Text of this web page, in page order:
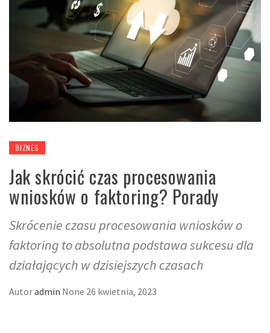
BIZNES
Jak skrócić czas procesowania
wniosków o faktoring? Porady
Skrócenie czasu procesowania wniosków o
faktoring to absolutna podstawa sukcesu dla
działających w dzisiejszych czasach
Autoradmin None 26 kwietnia, 2023